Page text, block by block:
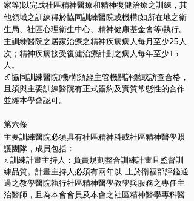
家等)以完成社區精神醫療和精神復健治療之訓練，其
他領域之訓練得於協同訓練醫院或機構(如所在地之衛
生局、社區心理衛生中心、精神健康基金會等)執行。
主訓練醫院之居家治療之精神疾病病人每月至少25人
次；精神疾病接受復健治療計劃之病人每年至少15
人。
6. 協同訓練醫院(機構)須經主管機關評鑑或訪查合格，
且須與主要訓練醫院有正式簽約及實質常態性的合作
並經本學會認可。
第六條
主要訓練醫院必須具有社區精神科或社區精神醫學照
護團隊，成員包括：
1. 訓練計畫主持人：負責規劃整合訓練計畫且監督訓
練品質。計畫主持人必須有兩年以 上於衛福部評鑑通
過之教學醫院執行社區精神醫學教學與服務之專任主
治醫師，且為本會會員及本會之社區精神醫學專科醫